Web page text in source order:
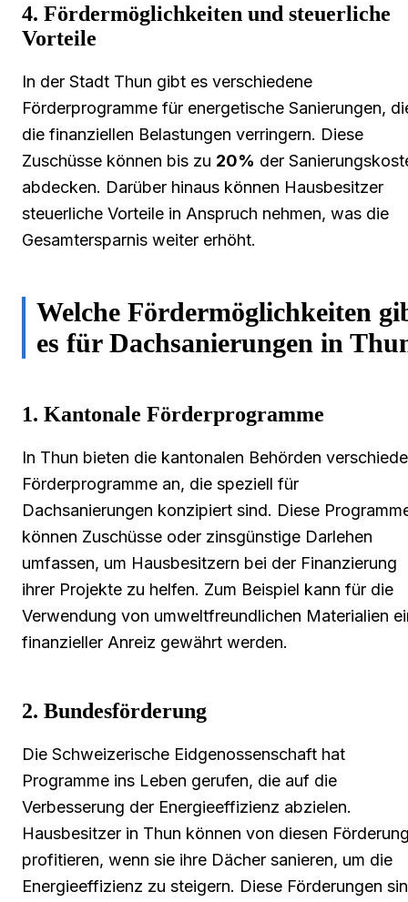
4. Fördermöglichkeiten und steuerliche
Vorteile
In der Stadt Thun gibt es verschiedene
Förderprogramme für energetische Sanierungen,
die finanziellen Belastungen verringern. Diese
Zuschüsse können bis zu 20% der
abdecken. Darüber hinaus können Hausbesitzer
steuerliche Vorteile in Anspruch nehmen, was die
Gesamtersparnis weiter erhöht.
Welche Fördermöglichkeiten
es für Dachsanierungen in
1. Kantonale Förderprogramme
In Thun bieten die kantonalen Behörden
Förderprogramme an, die speziell für
Dachsanierungen konzipiert sind. Diese
können Zuschüsse oder zinsgünstige Darlehen
umfassen, um Hausbesitzern bei der Finanzierung
ihrer Projekte zu helfen. Zum Beispiel kann für die
Verwendung von umweltfreundlichen Materialien
finanzieller Anreiz gewährt werden.
2. Bundesförderung
Die Schweizerische Eidgenossenschaft hat
Programme ins Leben gerufen, die auf die
Verbesserung der Energieeffizienz abzielen.
Hausbesitzer in Thun können von diesen
profitieren, wenn sie ihre Dächer sanieren, um die
Energieeffizienz zu steigern. Diese Förderungen